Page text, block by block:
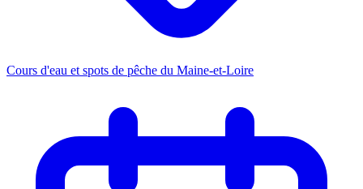
Cours d'eau et spots de pêche du Maine-et-Loire